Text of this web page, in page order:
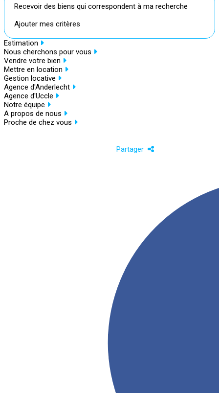
Recevoir des biens qui correspondent à ma recherche
Ajouter mes critères
Estimation
Nous cherchons pour vous
Vendre votre bien
Mettre en location
Gestion locative
Agence d'Anderlecht
Agence d'Uccle
Notre équipe
A propos de nous
Proche de chez vous
Partager